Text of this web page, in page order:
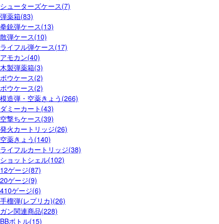
シューターズケース(7)
弾薬箱(83)
拳銃弾ケース(13)
散弾ケース(10)
ライフル弾ケース(17)
アモカン(40)
木製弾薬箱(3)
ボウケース(2)
ボウケース(2)
模造弾・空薬きょう(266)
ダミーカート(43)
空撃ちケース(39)
発火カートリッジ(26)
空薬きょう(140)
ライフルカートリッジ(38)
ショットシェル(102)
12ゲージ(87)
20ゲージ(9)
410ゲージ(6)
手榴弾(レプリカ)(26)
ガン関連商品(228)
BBボトル(15)